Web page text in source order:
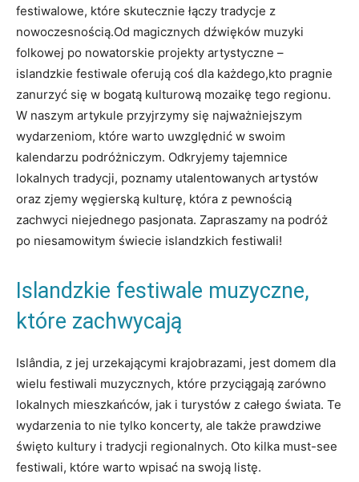
festiwalowe, które ‍skutecznie łączy tradycje ‍z
nowoczesnością.Od magicznych ​dźwięków⁢ muzyki
folkowej po nowatorskie ⁤projekty artystyczne ⁤–
islandzkie festiwale oferują coś dla każdego,kto pragnie⁢
zanurzyć się w bogatą kulturową mozaikę tego regionu.
W naszym artykule przyjrzymy się najważniejszym
wydarzeniom, które⁤ warto uwzględnić w swoim
kalendarzu podróżniczym. Odkryjemy tajemnice⁣
lokalnych tradycji, poznamy utalentowanych ⁤artystów
oraz zjemy węgierską kulturę, która z pewnością
zachwyci niejednego pasjonata. Zapraszamy na podróż
po niesamowitym świecie islandzkich festiwali!
Islandzkie festiwale muzyczne,
które zachwycają
Islândia, z ⁢jej​ urzekającymi krajobrazami, jest domem dla
wielu festiwali muzycznych, które przyciągają zarówno
lokalnych mieszkańców, jak ‌i turystów z ⁣całego świata. Te
⁣wydarzenia to⁢ nie ‍tylko⁣ koncerty, ale także prawdziwe
święto kultury i tradycji regionalnych. Oto kilka must-see
festiwali, które warto wpisać na swoją listę.